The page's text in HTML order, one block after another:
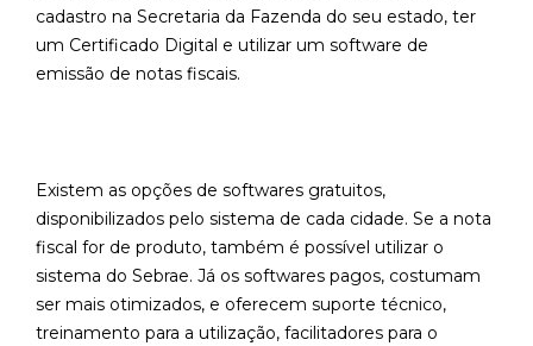
cadastro na Secretaria da Fazenda do seu estado, ter
um Certificado Digital e utilizar um software de
emissão de notas fiscais.
Existem as opções de softwares gratuitos,
disponibilizados pelo sistema de cada cidade. Se a nota
fiscal for de produto, também é possível utilizar o
sistema do Sebrae. Já os softwares pagos, costumam
ser mais otimizados, e oferecem suporte técnico,
treinamento para a utilização, facilitadores para o